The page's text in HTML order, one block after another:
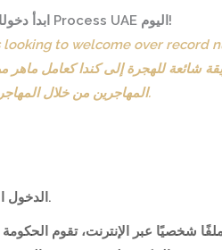
Start Your Express Entry From Process UAE Today! / ابدأ دخولك السريع من Process UAE اليوم!
looking to welcome over record
المهاجرين من خلال المهاجرين الذين يدخلون عبر الدخول السريع خلال العامين أو الثلاثة أعوام القادمة.
الدخول السريع هو نظام إلكتروني يستخدم لإدارة طلبات العمال المهرة الذين يرغبون في أن يصبحوا مقيمين دائمين في كندا.
شخصيًا عبر الإنترنت، تقوم